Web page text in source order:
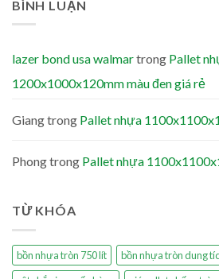
BÌNH LUẬN
lazer bond usa walmartrong Pallet
1200x1000x120mm màu đen giá rẻ
Giangtrong Pallet nhựa
Phongtrong Pallet nhựa
TỪ KHÓA
bồn nhựa tròn 750 lít
bồn nhựa tròn dung